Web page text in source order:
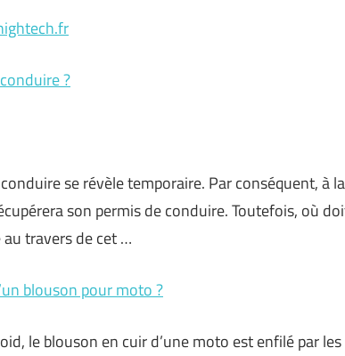
?
se révèle temporaire. Par conséquent, à
son permis de conduire. Toutefois, où
travers de cet …
blouson pour moto ?
le blouson en cuir d’une moto est enfilé par